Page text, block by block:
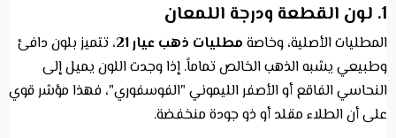
1. لون القطعة ودرجة اللمعان
المطليات الأصلية، وخاصة مطليات ذهب عيار 21
، تتميز بلون دافئ
وطبيعي يشبه الذهب الخالص تماماً. إذا وجدت اللون يميل إلى
النحاسي الفاقع أو الأصفر الليموني "الفوسفوري"، فهذا مؤشر قوي
على أن الطلاء مقلد أو ذو جودة منخفضة.